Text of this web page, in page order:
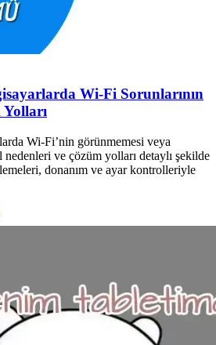
Wi-Fi Sorunlarının
Wi-Fi’nin görünmemesi veya
nedenleri ve çözüm yolları detaylı şekilde
donanım ve ayar kontrolleriyle